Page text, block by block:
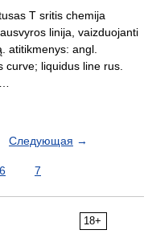
T sritis chemija
linija, vaizduojanti
atitikmenys: angl.
curve; liquidus line rus.
Следующая →
6 7
18+